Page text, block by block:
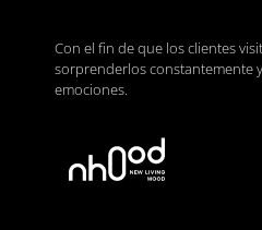
Con el fin de que los clientes
sorprenderlos constantemente
emociones.